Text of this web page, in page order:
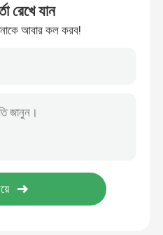
রেখে যান
আবার কল করব!